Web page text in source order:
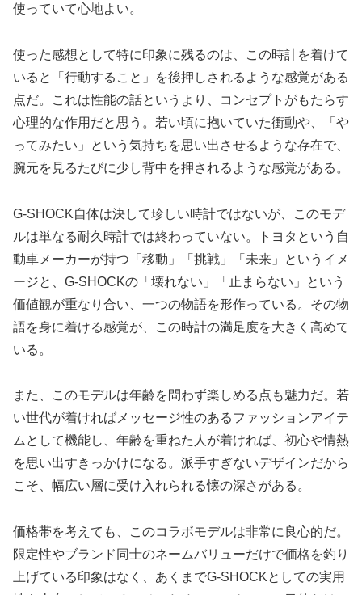
使っていて心地よい。
使った感想として特に印象に残るのは、この時計を着けて
いると「行動すること」を後押しされるような感覚がある
点だ。これは性能の話というより、コンセプトがもたらす
心理的な作用だと思う。若い頃に抱いていた衝動や、「や
ってみたい」という気持ちを思い出させるような存在で、
腕元を見るたびに少し背中を押されるような感覚がある。
G-SHOCK自体は決して珍しい時計ではないが、このモデ
ルは単なる耐久時計では終わっていない。トヨタという自
動車メーカーが持つ「移動」「挑戦」「未来」というイメ
ージと、G-SHOCKの「壊れない」「止まらない」という
価値観が重なり合い、一つの物語を形作っている。その物
語を身に着ける感覚が、この時計の満足度を大きく高めて
いる。
また、このモデルは年齢を問わず楽しめる点も魅力だ。若
い世代が着ければメッセージ性のあるファッションアイテ
ムとして機能し、年齢を重ねた人が着ければ、初心や情熱
を思い出すきっかけになる。派手すぎないデザインだから
こそ、幅広い層に受け入れられる懐の深さがある。
価格帯を考えても、このコラボモデルは非常に良心的だ。
限定性やブランド同士のネームバリューだけで価格を釣り
上げている印象はなく、あくまでG-SHOCKとしての実用